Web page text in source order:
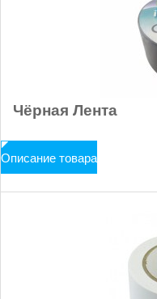
Чёрная Лента
Описание товара